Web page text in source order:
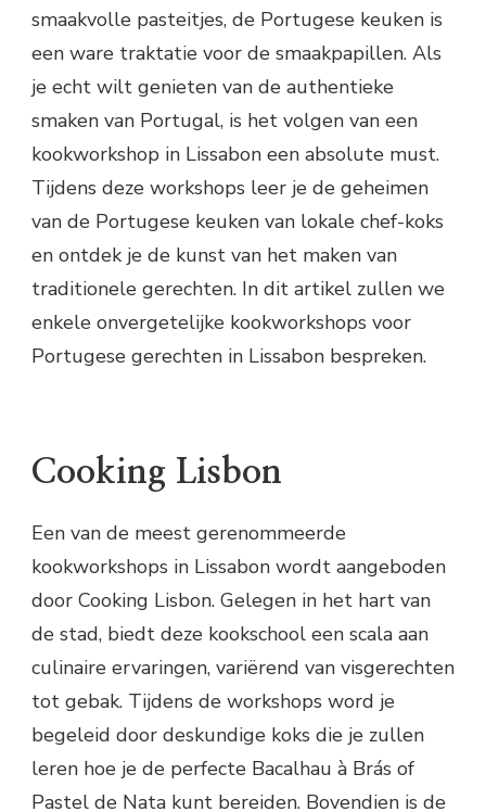
smaakvolle pasteitjes, de Portugese keuken is
een ware traktatie voor de smaakpapillen. Als
je echt wilt genieten van de authentieke
smaken van Portugal, is het volgen van een
kookworkshop in Lissabon een absolute must.
Tijdens deze workshops leer je de geheimen
van de Portugese keuken van lokale chef-koks
en ontdek je de kunst van het maken van
traditionele gerechten. In dit artikel zullen we
enkele onvergetelijke kookworkshops voor
Portugese gerechten in Lissabon bespreken.
Cooking Lisbon
Een van de meest gerenommeerde
kookworkshops in Lissabon wordt aangeboden
door Cooking Lisbon. Gelegen in het hart van
de stad, biedt deze kookschool een scala aan
culinaire ervaringen, variërend van visgerechten
tot gebak. Tijdens de workshops word je
begeleid door deskundige koks die je zullen
leren hoe je de perfecte Bacalhau à Brás of
Pastel de Nata kunt bereiden. Bovendien is de